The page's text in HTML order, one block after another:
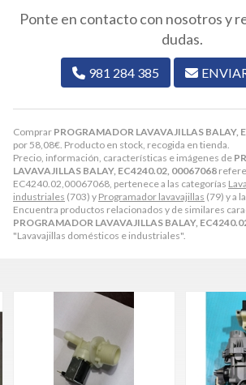
Comprar PROGRAMADOR LAVAVAJILLAS BALAY,
por 58,08€ . Producto en stock, recogida en tienda.
Precio, información, características e imágenes de
LAVAVAJILLAS BALAY, EC4240.02, 00067068
EC4240.02,00067068, pertenece a las categorías
industriales (703) y Programador lavavajillas (79) y a
Encuentra productos relacionados y de similares
PROGRAMADOR LAVAVAJILLAS BALAY,
"Lavavajillas domésticos e industriales".
Ponte en contacto con nosotros y
dudas.
981 284 385